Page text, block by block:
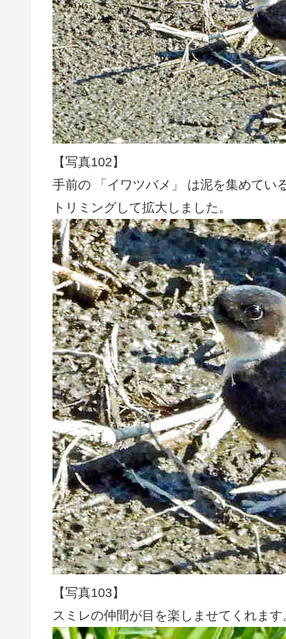
【写真102】
手前の 「イワツバメ」 は泥を集めてい
トリミングして拡大しました。
【写真103】
スミレの仲間が目を楽しませてくれます